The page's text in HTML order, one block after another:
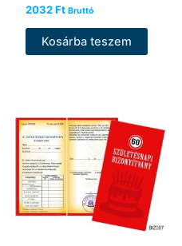
2032Ft Bruttó
Kosárba teszem